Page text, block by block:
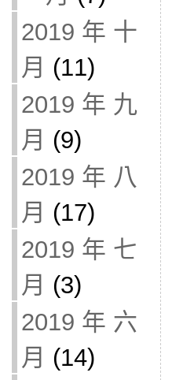
2019 年 十
月 (11)
2019 年 九
月 (9)
2019 年 八
月 (17)
2019 年 七
月 (3)
2019 年 六
月 (14)